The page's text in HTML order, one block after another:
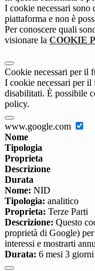
I cookie necessari
piattaforma e non è
Per conoscere quali
visionare la COOKIE
Cookie necessari per il
I cookie necessari per il
disabilitati. È possibile
policy.
www.google.com
Nome
Tipologia
Proprieta
Descrizione
Durata
Nome: NID
Tipologia: analitico
Proprieta: Terze Parti
Descrizione: Questo
proprietà di Google)
interessi e mostrarti
Durata: 6 mesi 3 giorni